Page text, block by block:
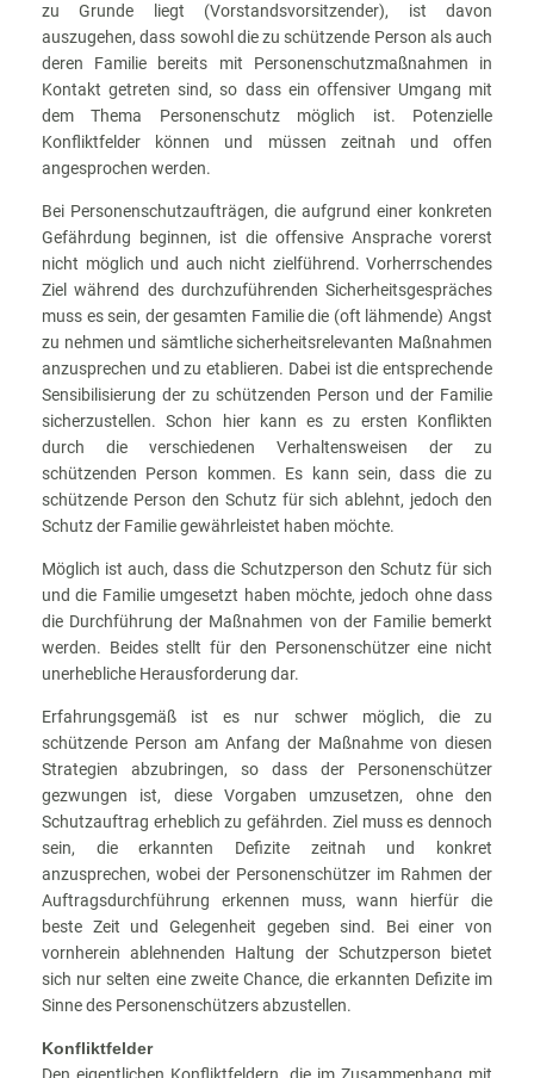
zu Grunde liegt (Vorstandsvorsitzender), ist davon
auszugehen, dass sowohl die zu schützende Person als auch
deren Familie bereits mit Personenschutzmaßnahmen in
Kontakt getreten sind, so dass ein offensiver Umgang mit
dem Thema Personenschutz möglich ist. Potenzielle
Konfliktfelder können und müssen zeitnah und offen
angesprochen werden.
Bei Personenschutzaufträgen, die aufgrund einer konkreten
Gefährdung beginnen, ist die offensive Ansprache vorerst
nicht möglich und auch nicht zielführend. Vorherrschendes
Ziel während des durchzuführenden Sicherheitsgespräches
muss es sein, der gesamten Familie die (oft lähmende) Angst
zu nehmen und sämtliche sicherheitsrelevanten Maßnahmen
anzusprechen und zu etablieren. Dabei ist die entsprechende
Sensibilisierung der zu schützenden Person und der Familie
sicherzustellen. Schon hier kann es zu ersten Konflikten
durch die verschiedenen Verhaltensweisen der zu
schützenden Person kommen. Es kann sein, dass die zu
schützende Person den Schutz für sich ablehnt, jedoch den
Schutz der Familie gewährleistet haben möchte.
Möglich ist auch, dass die Schutzperson den Schutz für sich
und die Familie umgesetzt haben möchte, jedoch ohne dass
die Durchführung der Maßnahmen von der Familie bemerkt
werden. Beides stellt für den Personenschützer eine nicht
unerhebliche Herausforderung dar.
Erfahrungsgemäß ist es nur schwer möglich, die zu
schützende Person am Anfang der Maßnahme von diesen
Strategien abzubringen, so dass der Personenschützer
gezwungen ist, diese Vorgaben umzusetzen, ohne den
Schutzauftrag erheblich zu gefährden. Ziel muss es dennoch
sein, die erkannten Defizite zeitnah und konkret
anzusprechen, wobei der Personenschützer im Rahmen der
Auftragsdurchführung erkennen muss, wann hierfür die
beste Zeit und Gelegenheit gegeben sind. Bei einer von
vornherein ablehnenden Haltung der Schutzperson bietet
sich nur selten eine zweite Chance, die erkannten Defizite im
Sinne des Personenschützers abzustellen.
Konfliktfelder